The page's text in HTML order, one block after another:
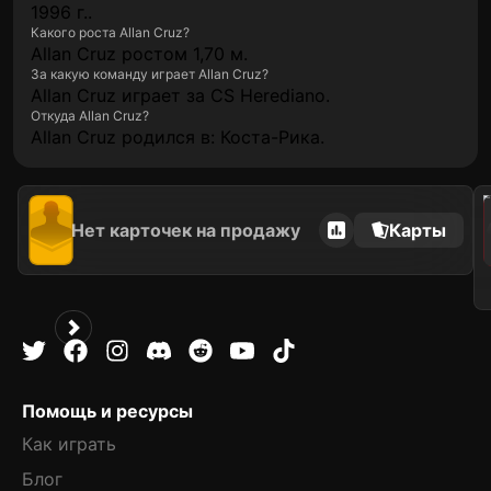
1996 г..
Какого роста Allan Cruz?
Allan Cruz ростом 1,70 м.
За какую команду играет Allan Cruz?
Allan Cruz играет за CS Herediano.
Откуда Allan Cruz?
Allan Cruz родился в: Коста-Рика.
Нет карточек на продажу Карты
2020
Помощь и ресурсы
Как играть
Блог